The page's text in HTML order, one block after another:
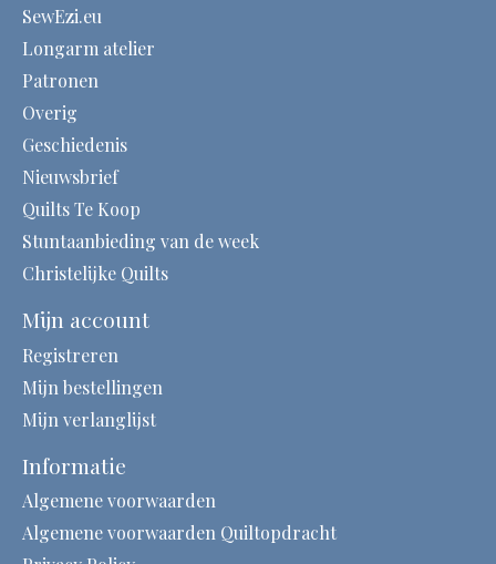
SewEzi.eu
Longarm atelier
Patronen
Overig
Geschiedenis
Nieuwsbrief
Quilts Te Koop
Stuntaanbieding van de week
Christelijke Quilts
Mijn account
Registreren
Mijn bestellingen
Mijn verlanglijst
Informatie
Algemene voorwaarden
Algemene voorwaarden Quiltopdracht